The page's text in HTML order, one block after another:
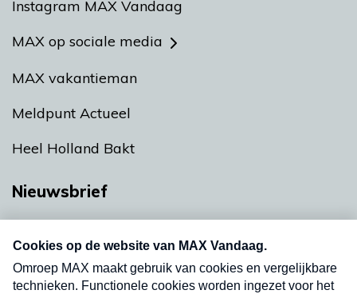
Instagram MAX Vandaag
MAX op sociale media
MAX vakantieman
Meldpunt Actueel
Heel Holland Bakt
Nieuwsbrief
nieuwsbrief. Elke vrijdag- en dinsdagochtend in
uw mailbox.